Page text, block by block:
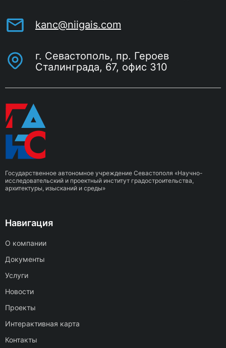
kanc@niigais.com
г. Севастополь, пр. Героев
Сталинграда, 67, офис 310
Государственное автономное учреждение Севастополя «Научно-
исследовательский и проектный институт градостроительства,
архитектуры, изысканий и среды»
Навигация
О компании
Документы
Услуги
Новости
Проекты
Интерактивная карта
Контакты